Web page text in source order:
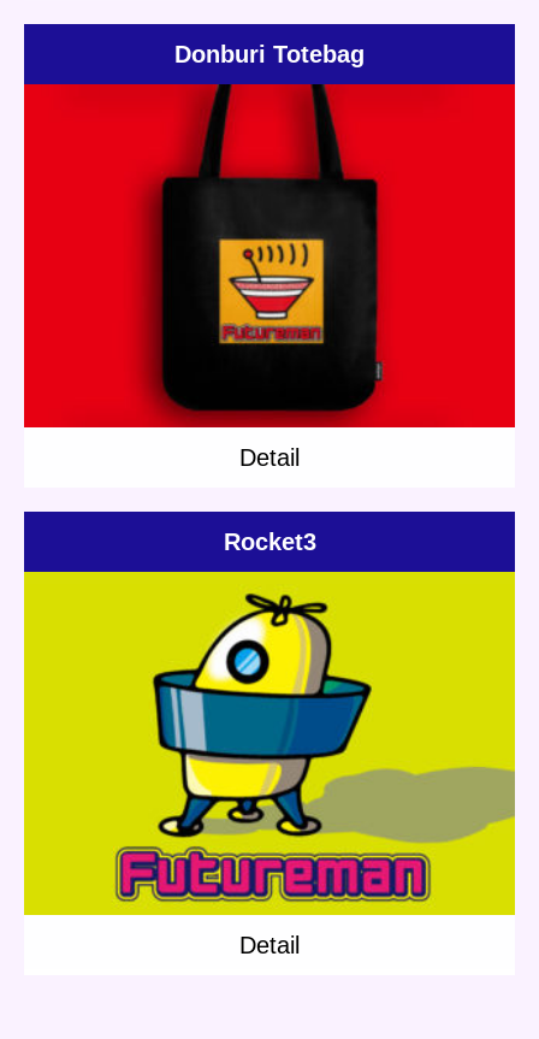
Donburi Totebag
Category:Goods Others
Detail
Rocket3
Update:2018.07.19
Category: Others Planet Travel
Detail
Detail